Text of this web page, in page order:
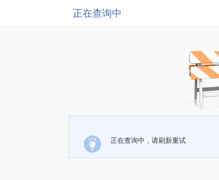
正在查询中
正在查询中，请刷新重试